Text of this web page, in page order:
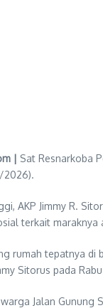
| Sat Resnarkoba
2026).
AKP Jimmy R.
terkait
rumah tepatnya
Sitorus pada
Jalan Gunung